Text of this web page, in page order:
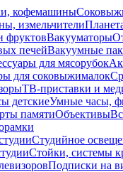
кофемашины
измельчители
фруктовВакууматоры
печейВакуумные
для мясорубок
для соковыжималок
ТВ-приставки и
детскиеУмные часы,
памятиОбъективы
Студийное
Стойки, системы
Подписки на